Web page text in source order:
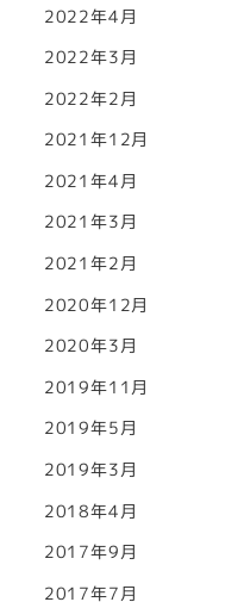
2022年4月
2022年3月
2022年2月
2021年12月
2021年4月
2021年3月
2021年2月
2020年12月
2020年3月
2019年11月
2019年5月
2019年3月
2018年4月
2017年9月
2017年7月